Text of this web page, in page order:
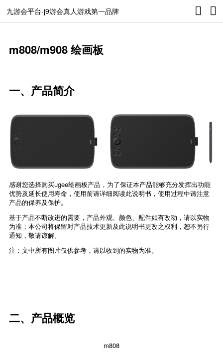
九游会平台-j9游会真人游戏第一品牌
m808/m908 绘画板
一、产品简介
感谢您选择购买ugee绘画板产品，为了保证本产品能够充分发挥出功能
优势及延长使用寿命，使用前请详细阅读此说明书，使用过程中请注意
产品的保养及保护。
基于产品不断改进的需要，产品外观、颜色、配件如有改动，请以实物
为准；本公司将保留对产品技术更新及此说明书更改之权利，恕不另行
通知，敬请谅解。
注：文中所有图片仅供参考，请以收到的实物为准。
二、产品概览
m808